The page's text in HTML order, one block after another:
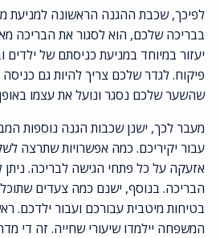
לפיכך, שכבת ההגנה הראשונה למניעת
בבריכה שלכם, הוא לסגור את הבריכה
יעזור במיוחד במניעת כניסתם של ילדים
פיקוח. לגדר שלכם צריך להיות גם כניסה
שהשער שלכם נסגר ונועל את עצמו
מעבר לכך, ישנן שכבות הגנה נוספות
עבור יקיריכם. כמה אפשרויות שתרצה
אזעקה על כל פתחי הגישה לבריכה. ניתן
הבריכה. בנוסף, ישנם כמה צעדים
בטיחות מיטבית עבורכם ועבור ילדכם.
המשפחה יילמדו שיעורי שחייה. זה די